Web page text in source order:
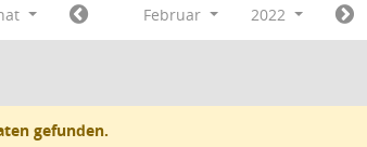
Februar 2022
gefunden.